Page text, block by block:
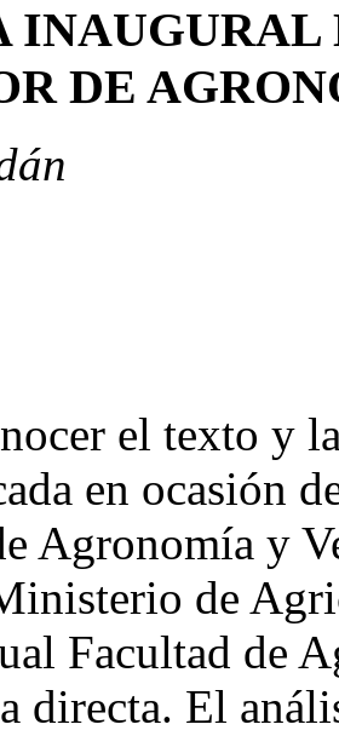
DE
el texto y
en ocasión
Agronomía y
de
Facultad de
directa. El